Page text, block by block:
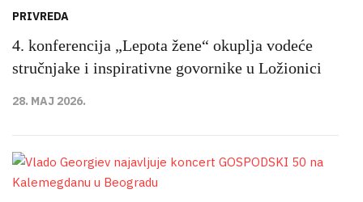
PRIVREDA
4. konferencija „Lepota žene“ okuplja vodeće
stručnjake i inspirativne govornike u Ložionici
28. MAJ 2026.